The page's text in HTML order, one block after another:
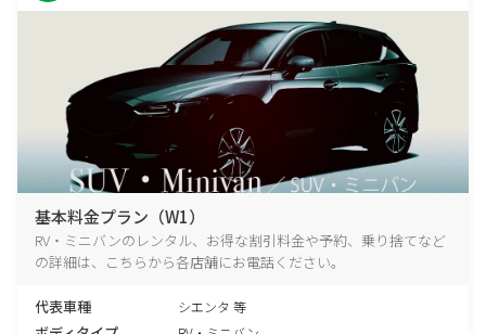
基本料金プラン（W1）
RV・ミニバンのレンタル、お得な割引料金や予約、乗り捨てなど
の詳細は、こちらから各店舗にお電話ください。
代表車種 シエンタ 等